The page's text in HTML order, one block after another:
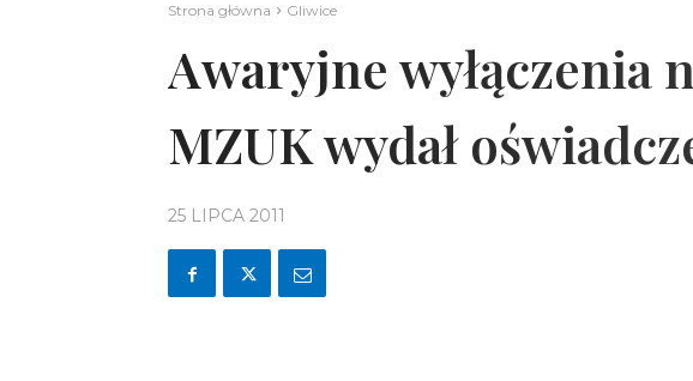
Strona główna Gliwice
Awaryjne wyłączenia
MZUK wydał
25 LIPCA 2011